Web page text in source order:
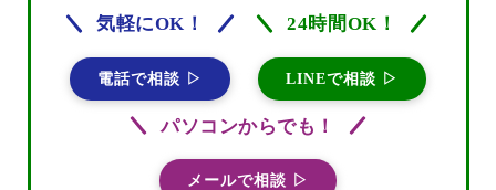
気軽にOK！
電話で相談 ▷
24時間OK！
LINEで相談 ▷
パソコンからでも！
メールで相談 ▷